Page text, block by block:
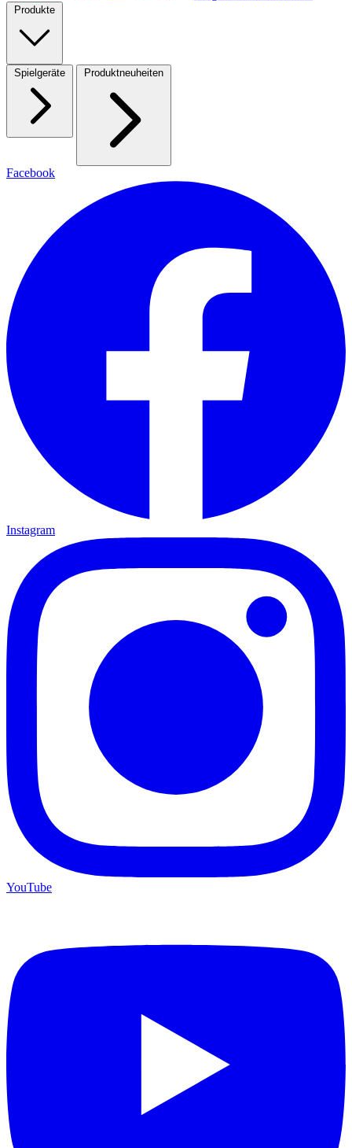
Produkte
Spielgeräte Produktneuheiten
Facebook
Instagram
YouTube